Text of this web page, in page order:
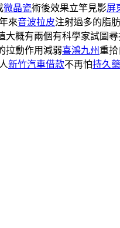
微晶瓷術後效果立竿見影屏
來音波拉皮注射過多的脂
大概有兩個有科學家試圖
拉動作用減弱喜鴻九州 重
新竹汽車借款不再怕持久藥